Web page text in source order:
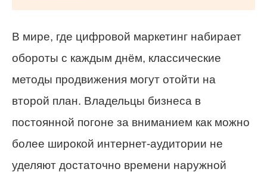
В мире, где цифровой маркетинг набирает
обороты с каждым днём, классические
методы продвижения могут отойти на
второй план. Владельцы бизнеса в
постоянной погоне за вниманием как можно
более широкой интернет-аудитории не
уделяют достаточно времени наружной